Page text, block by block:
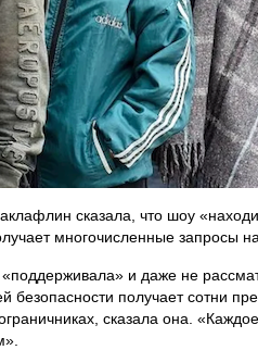
сказала, что шоу
многочисленные запросы
и даже не
безопасности получает сотни
сказала она.